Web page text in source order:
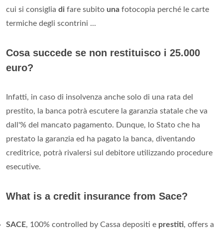
cui si consiglia di fare subito una fotocopia perché le carte
termiche degli scontrini ...
Cosa succede se non restituisco i 25.000
euro?
Infatti, in caso di insolvenza anche solo di una rata del
prestito, la banca potrà escutere la garanzia statale che va
dall'% del mancato pagamento. Dunque, lo Stato che ha
prestato la garanzia ed ha pagato la banca, diventando
creditrice, potrà rivalersi sul debitore utilizzando procedure
esecutive.
What is a credit insurance from Sace?
SACE, 100% controlled by Cassa depositi e prestiti, offers a